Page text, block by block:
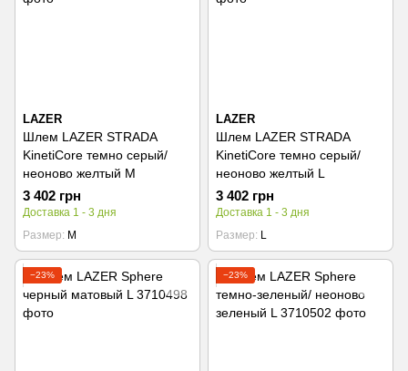
LAZER
Шлем LAZER STRADA
KinetiCore темно серый/
неоново желтый M
3 402 грн
Доставка 1 - 3 дня
Размер
M
LAZER
Шлем LAZER STRADA
KinetiCore темно серый/
неоново желтый L
3 402 грн
Доставка 1 - 3 дня
Размер
L
−23% −23%